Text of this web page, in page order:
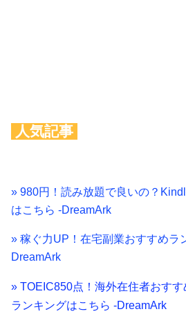
人気記事
» 980円！読み放題で良いの？
はこちら -DreamArk
» 稼ぐ力UP！在宅副業おすすめラ
DreamArk
» TOEIC850点！海外在住者おす
ランキングはこちら -DreamArk